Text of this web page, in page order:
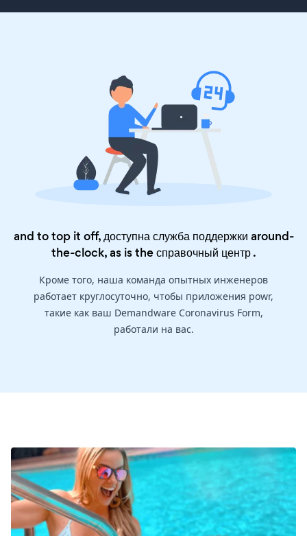
and to top it off, доступна служба поддержки around-
the-clock, as is theсправочный центр.
Кроме того, наша команда опытных инженеров
работает круглосуточно, чтобы приложения powr,
такие как ваш Demandware Coronavirus Form,
работали на вас.